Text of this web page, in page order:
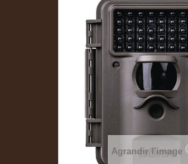
Agrandir l'image